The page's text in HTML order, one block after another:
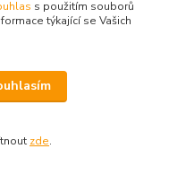
s použitím souborů
týkající se Vašich
zde.